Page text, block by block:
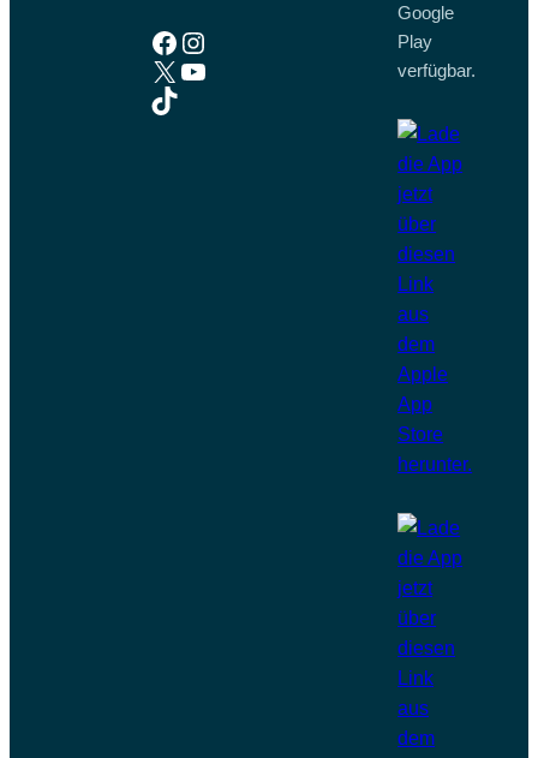
Facebook
Instagram
X YouTube
TikTok
Google
Play
verfügbar.